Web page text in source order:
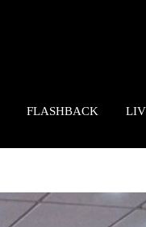
FLASHBACK